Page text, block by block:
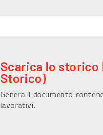
Scarica lo storico
Storico)
Genera il documento
lavorativi.